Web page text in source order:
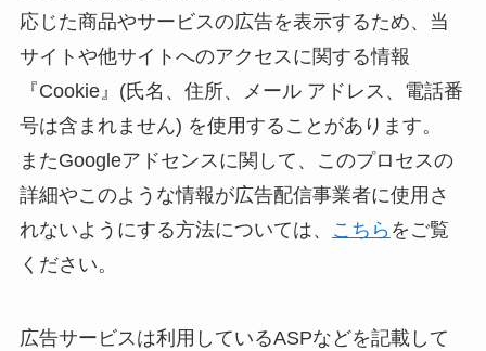
応じた商品やサービスの広告を表示するため、当
サイトや他サイトへのアクセスに関する情報
『Cookie』(氏名、住所、メール アドレス、電話番
号は含まれません) を使用することがあります。
またGoogleアドセンスに関して、このプロセスの
詳細やこのような情報が広告配信事業者に使用さ
れないようにする方法については、
こちら をご覧
ください。
広告サービスは利用しているASPなどを記載して